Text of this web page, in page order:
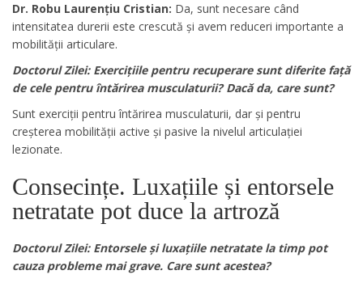
Dr. Robu Laurențiu Cristian: Da, sunt necesare când
intensitatea durerii este crescută și avem reduceri importante a
mobilității articulare.
Doctorul Zilei: Exercițiile pentru recuperare sunt diferite față
de cele pentru întărirea musculaturii? Dacă da, care sunt?
Sunt exerciții pentru întărirea musculaturii, dar și pentru
creșterea mobilității active și pasive la nivelul articulației
lezionate.
Consecințe. Luxațiile și entorsele
netratate pot duce la artroză
Doctorul Zilei: Entorsele și luxațiile netratate la timp pot
cauza probleme mai grave. Care sunt acestea?